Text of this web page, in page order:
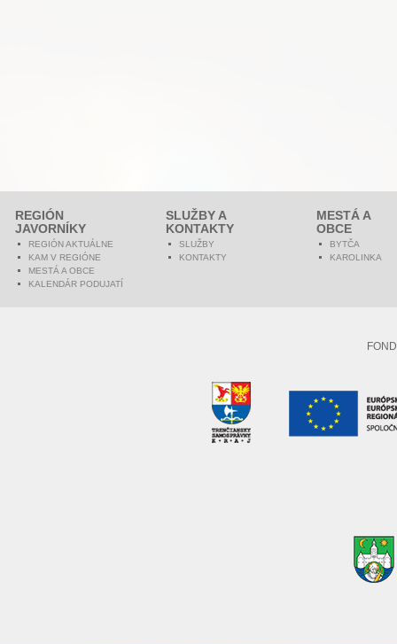
REGIÓN
JAVORNÍKY
REGIÓN AKTUÁLNE
KAM V REGIÓNE
MESTÁ A OBCE
KALENDÁR PODUJATÍ
SLUŽBY A
KONTAKTY
SLUŽBY
KONTAKTY
MESTÁ A
OBCE
BYTČA
KAROLINKA